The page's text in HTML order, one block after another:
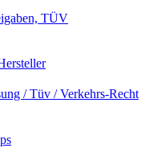
TÜV
/ Tüv / Verkehrs-Recht